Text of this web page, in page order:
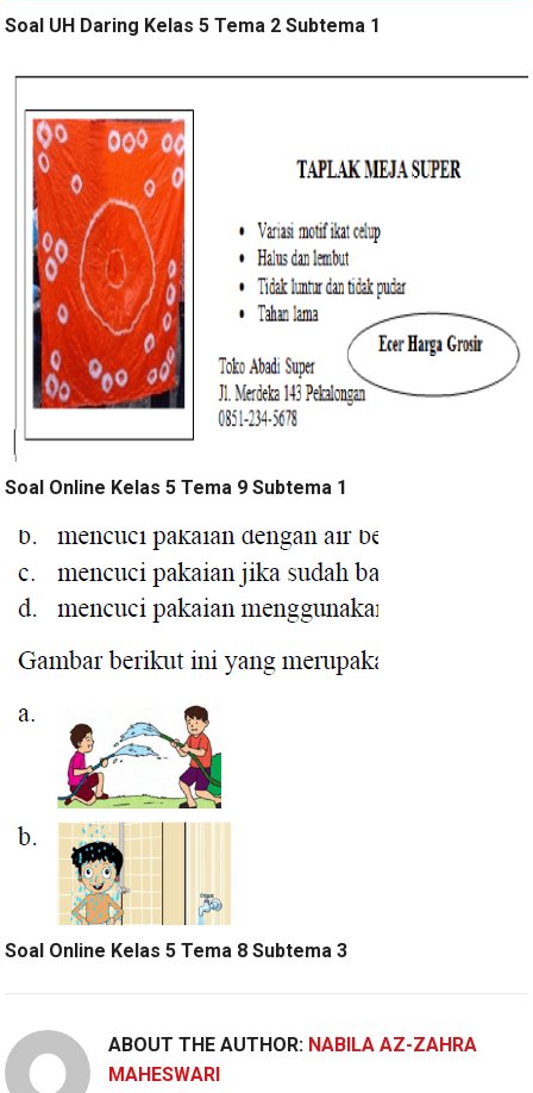
Soal UH Daring Kelas 5 Tema 2 Subtema 1
Soal Online Kelas 5 Tema 9 Subtema 1
Soal Online Kelas 5 Tema 8 Subtema 3
ABOUT THE AUTHOR: NABILA AZ-ZAHRA
MAHESWARI